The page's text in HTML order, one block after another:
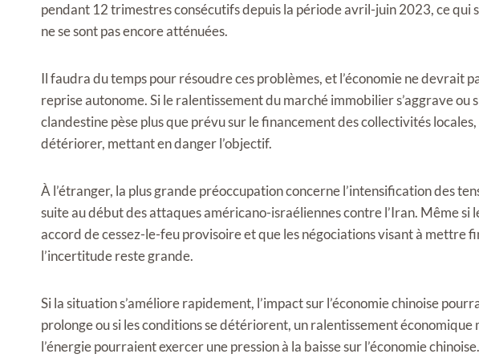
pendant 12 trimestres consécutifs depuis la période avril-juin 2023, ce qui
ne se sont pas encore atténuées.
Il faudra du temps pour résoudre ces problèmes, et l’économie ne devrait
reprise autonome. Si le ralentissement du marché immobilier s’aggrave ou
clandestine pèse plus que prévu sur le financement des collectivités
détériorer, mettant en danger l’objectif.
À l’étranger, la plus grande préoccupation concerne l’intensification des
suite au début des attaques américano-israéliennes contre l’Iran. Même si
accord de cessez-le-feu provisoire et que les négociations visant à mettre
l’incertitude reste grande.
Si la situation s’améliore rapidement, l’impact sur l’économie chinoise
prolonge ou si les conditions se détériorent, un ralentissement économique
l’énergie pourraient exercer une pression à la baisse sur l’économie chinoise.